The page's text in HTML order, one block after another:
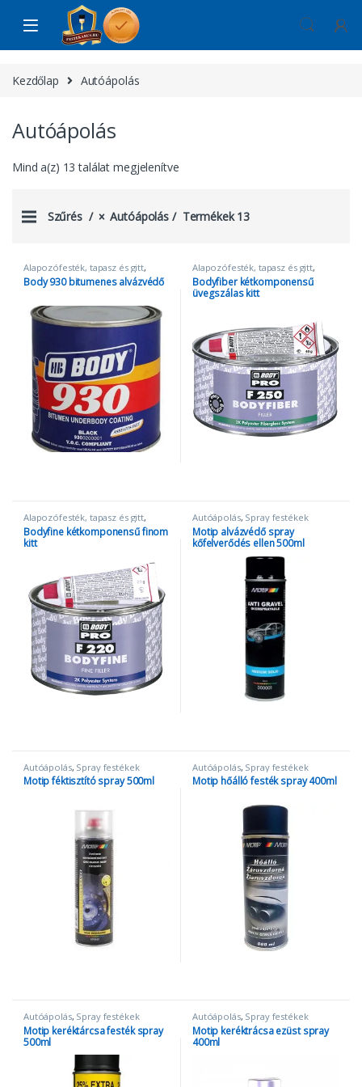
Skip to navigation
Skip to content
Kezdőlap Autóápolás
Autóápolás
Mind a(z) 13 találat megjelenítve
Szűrés Autóápolás Termékek 13
Alapozófesték, tapasz és gitt,
Autóápolás,Korróziógátló
alapozók
Body 930 bitumenes alvázvédő
Alapozófesték, tapasz és gitt,
Autóápolás ,Tapasz és gitt
Bodyfiber kétkomponensű
üvegszálas kitt
Alapozófesték, tapasz és gitt,
Autóápolás ,Tapasz és gitt
Bodyfine kétkomponensű finom
kitt
Autóápolás, Spray festékek
Motip alvázvédő spray
kőfelverődés ellen 500ml
Autóápolás, Spray festékek
Motip féktisztító spray 500ml
Autóápolás, Spray festékek
Motip hőálló festék spray 400ml
Autóápolás, Spray festékek
Motip keréktárcsa festék spray
500ml
Autóápolás, Spray festékek
Motip keréktrácsa ezüst spray
400ml